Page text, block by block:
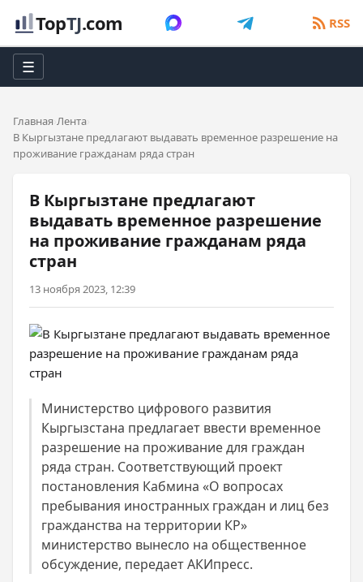
TopTJ.com RSS
☰
Главная Лента
В Кыргызтане предлагают выдавать временное разрешение на
проживание гражданам ряда стран
В Кыргызтане предлагают
выдавать временное разрешение
на проживание гражданам ряда
стран
13 ноября 2023, 12:39
Министерство цифрового развития
Кыргызстана предлагает ввести временное
разрешение на проживание для граждан
ряда стран. Соответствующий проект
постановления Кабмина «О вопросах
пребывания иностранных граждан и лиц без
гражданства на территории КР»
министерство вынесло на общественное
обсуждение, передает АКИпресс.